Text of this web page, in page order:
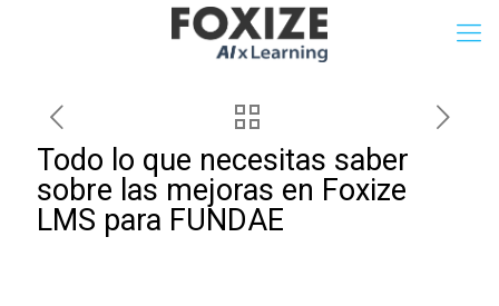
Todo lo que necesitas saber
sobre las mejoras en Foxize
LMS para FUNDAE